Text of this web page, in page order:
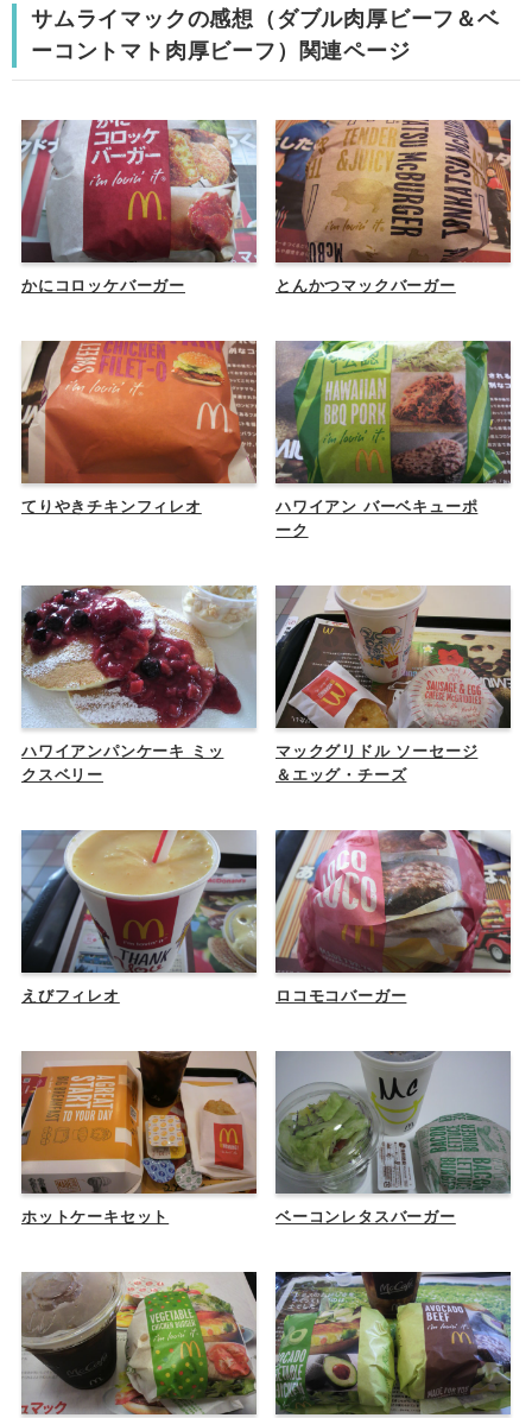
サムライマックの感想（ダブル肉厚ビーフ＆ベ
ーコントマト肉厚ビーフ）関連ページ
かにコロッケバーガー とんかつマックバーガー
てりやきチキンフィレオ
ハワイアン バーベキューポ
ーク
ハワイアンパンケーキ ミッ
クスベリー
マックグリドル ソーセージ
＆エッグ・チーズ
えびフィレオ ロコモコバーガー
ホットケーキセット ベーコンレタスバーガー